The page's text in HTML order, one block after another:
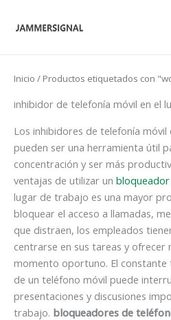
Inicio / Productos etiquetados con
inhibidor de telefonía móvil en el
Los inhibidores de telefonía
pueden ser una herramienta útil
concentración y ser más
ventajas de utilizar un
lugar de trabajo es una mayor
bloquear el acceso a llamadas,
que distraen, los empleados
centrarse en sus tareas y ofrecer
momento oportuno. El
de un teléfono móvil puede
presentaciones y discusiones
trabajo. bloqueadores de